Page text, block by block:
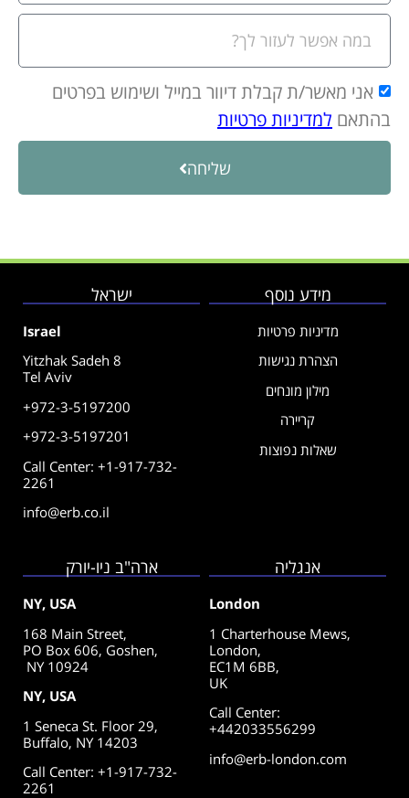
אני מאשר/ת קבלת דיוור במייל ושימוש בפרטים
בהתאם למדיניות פרטיות
שליחה
מידע נוסף
מדיניות פרטיות
הצהרת נגישות
מילון מונחים
קריירה
שאלות נפוצות
ישראל
Israel
Yitzhak Sadeh 8
Tel Aviv
+972-3-5197200
+972-3-5197201
Call Center: +1-917-732-
2261
info@erb.co.il
אנגליה
London
1 Charterhouse Mews,
London,
EC1M 6BB,
UK
Call Center:
+442033556299
info@erb-london.com
ארה"ב ניו-יורק
NY, USA
168 Main Street,
PO Box 606, Goshen,
NY 10924
NY, USA
1 Seneca St. Floor 29,
Buffalo, NY 14203
Call Center: +1-917-732-
2261